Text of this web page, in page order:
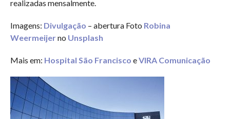
realizadas mensalmente.
Imagens: Divulgação – abertura Foto Robina
Weermeijerno Unsplash
Mais em: Hospital São Francisco eVIRA Comunicação